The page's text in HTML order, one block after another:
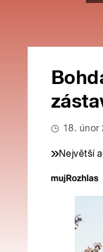
18. únor
Největší